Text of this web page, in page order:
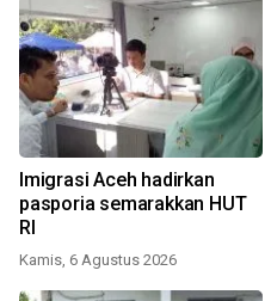
Imigrasi Aceh hadirkan
pasporia semarakkan HUT
RI
Kamis, 6 Agustus 2026